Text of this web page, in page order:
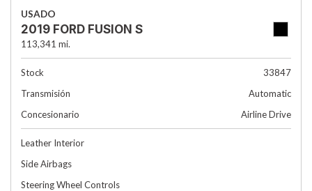
USADO
2019 FORD FUSION S
113,341 mi.
Stock
33847
Transmisión
Automatic
Concesionario
Airline Drive
Leather Interior
Side Airbags
Steering Wheel Controls